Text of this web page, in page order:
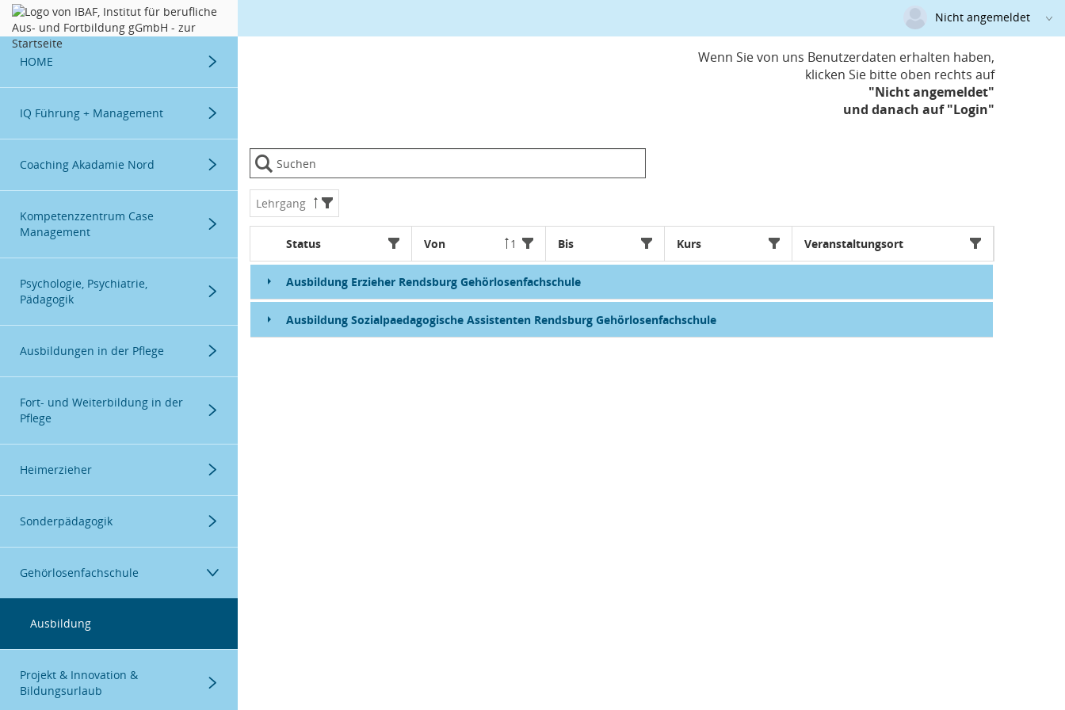
Nicht angemeldet
Login
Versionsnummer: 2026.2.05.64048
Menügruppe
HOME
Herzlich Willkommen
IQ Führung + Management
Fortbildungen
Weiterbildungen
Coaching Akadamie Nord
Fortbildung
Kompetenzzentrum Case
Management
Fortbildungen
Psychologie, Psychiatrie,
Pädagogik
Fortbildung
Projekt TiK-Kita
Ausbildungen in der Pflege
Ausbildung
Fort- und Weiterbildung in der
Pflege
Fortbildung
Weiterbildungen
Verbundpartner
Heimerzieher
Weiterbildung
Sonderpädagogik
Fortbildungen
Weiterbildung
Gehörlosenfachschule
Ausbildung
Projekt & Innovation &
Bildungsurlaub
Wenn Sie von uns Benutzerdaten erhalten haben,
klicken Sie bitte oben rechts auf
"Nicht angemeldet"
und danach auf "Login"
Datentabelle mit 2 Zeilen und 6 Spalten
Lehrgang
Status 1
Von Bis Kurs Veranstaltungsort
Ausbildung Erzieher Rendsburg Gehörlosenfachschule
Ausbildung Sozialpaedagogische Assistenten Rendsburg Gehörlosenfachschule